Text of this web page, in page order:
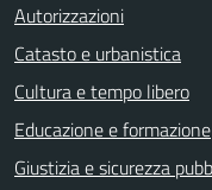
Autorizzazioni
Catasto e urbanistica
Cultura e tempo libero
Educazione e formazione
Giustizia e sicurezza